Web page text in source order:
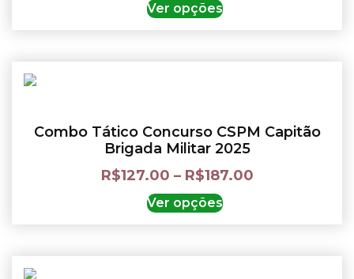
Ver opções
Combo Tático Concurso CSPM Capitão
Brigada Militar 2025
R$127.00 – R$187.00
Ver opções